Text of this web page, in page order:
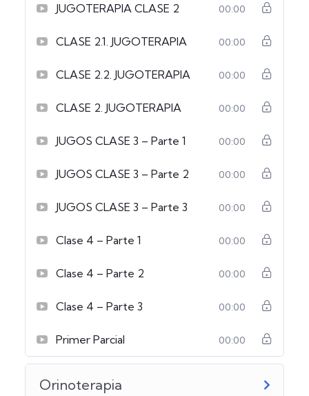
JUGOTERAPIA CLASE 2 00:00
CLASE 2.1. JUGOTERAPIA 00:00
CLASE 2.2. JUGOTERAPIA 00:00
CLASE 2. JUGOTERAPIA 00:00
JUGOS CLASE 3 – Parte 1 00:00
JUGOS CLASE 3 – Parte 2 00:00
JUGOS CLASE 3 – Parte 3 00:00
Clase 4 – Parte 1 00:00
Clase 4 – Parte 2 00:00
Clase 4 – Parte 3 00:00
Primer Parcial 00:00
Orinoterapia